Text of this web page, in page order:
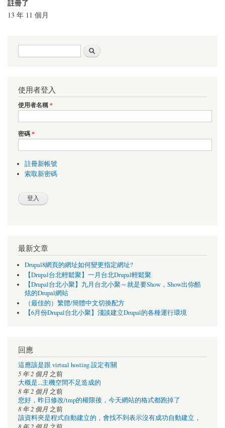
註冊了
13 年 11 個月
搜尋表單
使用者登入
使用者名稱*
密碼*
註冊新帳號
索取新密碼
最新文章
Drupal8網頁的網址如何變更指定網址?
【Drupal台北輕鬆聚】一月台北Drupal輕鬆聚
【Drupal台北小聚】九月台北小聚～就是要Show，Show出你酷
炫的Drupal網站
（最佳的）繁體/簡體中文切換配方
【6月份Drupal台北小聚】淺談建立Drupal的各種運行環境
回應
這應該是跟 virtual hosting 設定有關
5 年 2 個月 之前
大概是...主機空間不足造成的
8 年 2 個月 之前
您好，昨日修改/tmp的權限後，今天網站的格式都跑掉了
8 年 2 個月 之前
該資料夾是程式自動建立的，會找不到表示沒有成功自動建立，
8 年 2 個月